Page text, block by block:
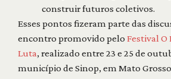
construir futuros coletivos.
Esses pontos fizeram parte das
encontro promovido pelo Festival O
Luta, realizado entre 23 e 25 de
município de Sinop, em Mato